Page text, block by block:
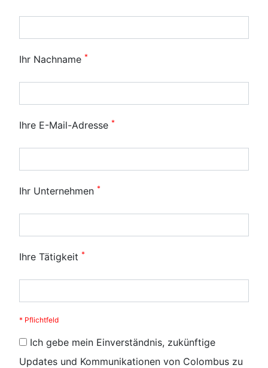
Ihr Nachname *
Ihre E-Mail-Adresse *
Ihr Unternehmen *
Ihre Tätigkeit *
* Pflichtfeld
Ich gebe mein Einverständnis, zukünftige
Updates und Kommunikationen von Colombus zu